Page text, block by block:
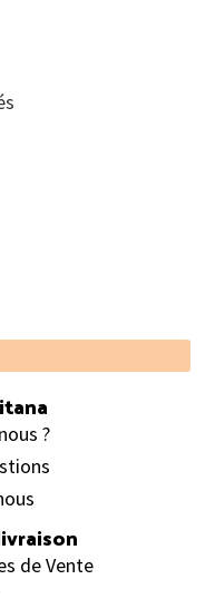
?
de Vente